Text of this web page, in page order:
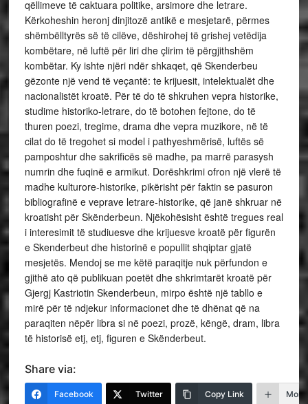
qëllimeve të caktuara politike, arsimore dhe letrare.
Kërkoheshin heronj dinjitozë antikë e mesjetarë, përmes
shëmbëlltyrës së të cilëve, dëshirohej të grishej vetëdija
kombëtare, në luftë për liri dhe çlirim të përgjithshëm
kombëtar. Ky ishte njëri ndër shkaqet, që Skenderbeu
gëzonte një vend të veçantë: te krijuesit, intelektualët dhe
nacionalistët kroatë. Për të do të shkruhen vepra historike,
studime historiko-letrare, do të botohen fejtone, do të
thuren poezi, tregime, drama dhe vepra muzikore, në të
cilat do të tregohet si model i pathyeshmërisë, luftës së
pamposhtur dhe sakrificës së madhe, pa marrë parasysh
numrin dhe fuqinë e armikut. Dorëshkrimi ofron një vlerë të
madhe kulturore-historike, pikërisht për faktin se pasuron
bibliografinë e veprave letrare-historike, që janë shkruar në
kroatisht për Skënderbeun. Njëkohësisht është tregues real
i interesimit të studiuesve dhe krijuesve kroatë për figurën
e Skenderbeut dhe historinë e popullit shqiptar gjatë
mesjetës. Mendoj se me këtë paraqitje nuk përfundon e
gjithë ato që publikuan poetët dhe shkrimtarët kroatë për
Gjergj Kastriotin Skenderbeun, mirpo është një tabllo e
mirë për të ndjekur informacionet dhe të dhënat që na
paraqiten nëpër libra si në poezi, prozë, këngë, dram, libra
të historisë etj, etj, figuren e Skënderbeut.
Share via:
Facebook Twitter Copy Link More